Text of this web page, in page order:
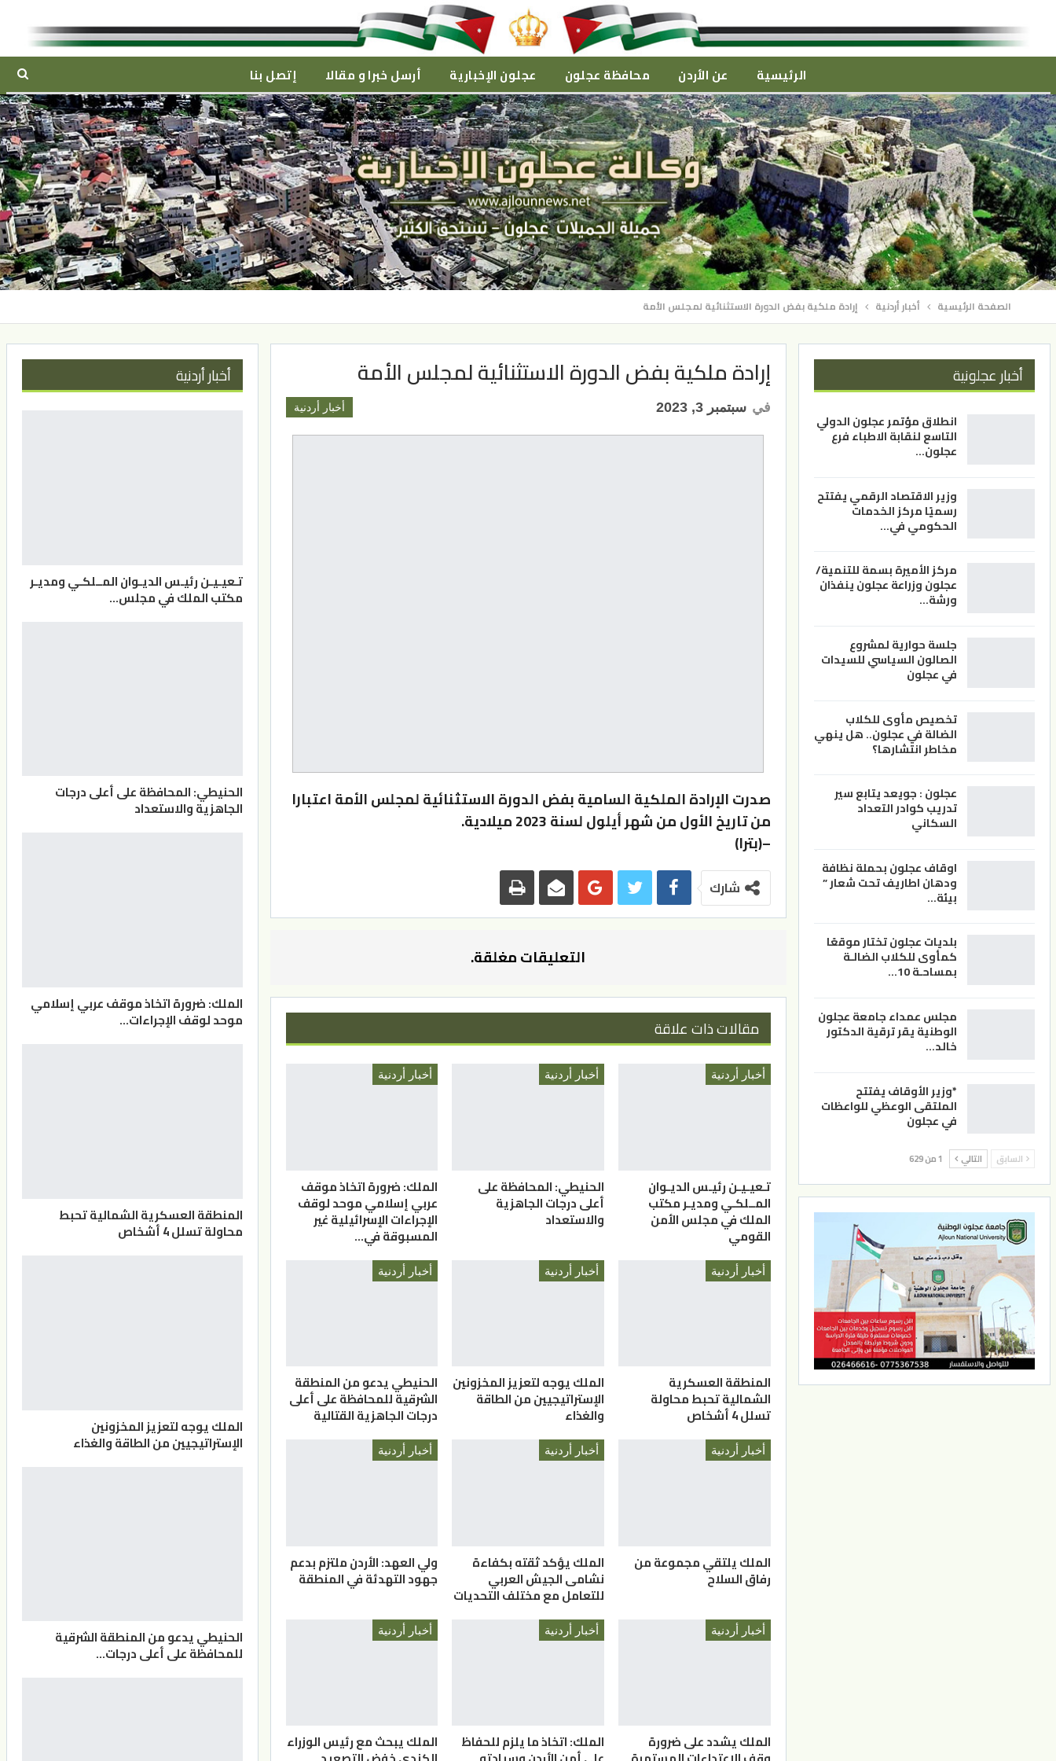
الرئيسية عن الأردن محافظة عجلون عجلون الإخبارية أرسل خبرا و مقالا إتصل بنا
الصفحة الرئيسية أخبار أردنية إرادة ملكية بفض الدورة الاستثنائية لمجلس الأمة
إرادة ملكية بفض الدورة الاستثنائية لمجلس الأمة
أخبار أردنية في سبتمبر 3, 2023
صدرت الإرادة الملكية السامية بفض الدورة الاستثنائية لمجلس الأمة اعتبارا
من تاريخ الأول من شهر أيلول لسنة 2023 ميلادية.
–(بترا)
شارك
التعليقات مغلقة.
مقالات ذات علاقة
أخبار أردنية
تـعيـيـن رئيـس الديـوان
المــلكـي ومديـر مكتب
الملك في مجلس الأمن
القومي
أخبار أردنية
الحنيطي: المحافظة على
أعلى درجات الجاهزية
والاستعداد
أخبار أردنية
الملك: ضرورة اتخاذ موقف
عربي إسلامي موحد لوقف
الإجراءات الإسرائيلية غير
المسبوقة في…
أخبار أردنية
المنطقة العسكرية
الشمالية تحبط محاولة
تسلل 4 أشخاص
أخبار أردنية
الملك يوجه لتعزيز المخزونين
الإستراتيجيين من الطاقة
والغذاء
أخبار أردنية
الحنيطي يدعو من المنطقة
الشرقية للمحافظة على أعلى
درجات الجاهزية القتالية
أخبار أردنية
الملك يلتقي مجموعة من
رفاق السلاح
أخبار أردنية
الملك يؤكد ثقته بكفاءة
نشامى الجيش العربي
للتعامل مع مختلف التحديات
أخبار أردنية
ولي العهد: الأردن ملتزم بدعم
جهود التهدئة في المنطقة
أخبار أردنية
الملك يشدد على ضرورة
أخبار أردنية
الملك: اتخاذ ما يلزم للحفاظ
أخبار أردنية
الملك يبحث مع رئيس الوزراء
أخبار عجلونية
انطلاق مؤتمر عجلون الدولي
التاسع لنقابة الاطباء فرع
عجلون…
وزير الاقتصاد الرقمي يفتتح
رسميًا مركز الخدمات
الحكومي في…
مركز الأميرة بسمة للتنمية/
عجلون وزراعة عجلون ينفذان
ورشة…
جلسة حوارية لمشروع
الصالون السياسي للسيدات
في عجلون
تخصيص مأوى للكلاب
الضالة في عجلون.. هل ينهي
مخاطر انتشارها؟
عجلون : جويعد يتابع سير
تدريب كوادر التعداد
السكاني
اوقاف عجلون بحملة نظافة
ودهان اطاريف تحت شعار ”
بيئة…
بلديات عجلون تختار موقعًا
كمأوى للكلاب الضالـة
بمساحـة 10…
مجلس عمداء جامعة عجلون
الوطنية يقر ترقية الدكتور
خالد…
*وزير الأوقاف يفتتح
الملتقى الوعظي للواعظات
في عجلون
السابق التالي 1 من 629
أخبار أردنية
تـعيـيـن رئيـس الديـوان المــلكـي ومديـر
مكتب الملك في مجلس…
الحنيطي: المحافظة على أعلى درجات
الجاهزية والاستعداد
الملك: ضرورة اتخاذ موقف عربي إسلامي
موحد لوقف الإجراءات…
المنطقة العسكرية الشمالية تحبط
محاولة تسلل 4 أشخاص
الملك يوجه لتعزيز المخزونين
الإستراتيجيين من الطاقة والغذاء
الحنيطي يدعو من المنطقة الشرقية
للمحافظة على أعلى درجات…